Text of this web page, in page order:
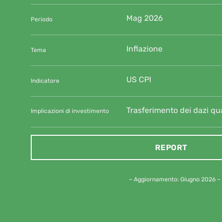
Periodo Mag 2026
Tema Inflazione
Indicatore US CPI
Implicazioni di investimento Trasferimento dei dazi
REPORT
– Aggiornamento: Giugno 2026 –